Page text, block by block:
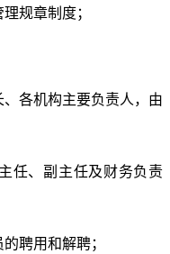
规章制度；
各机构主要负责人， 由
任、副主任及财务负责
聘用和解聘；